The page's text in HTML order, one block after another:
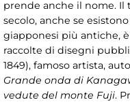
prende anche il nome. Il
secolo, anche se
giapponesi più antiche,
raccolte di disegni
1849), famoso artista,
Grande onda di
vedute del monte Fuji.